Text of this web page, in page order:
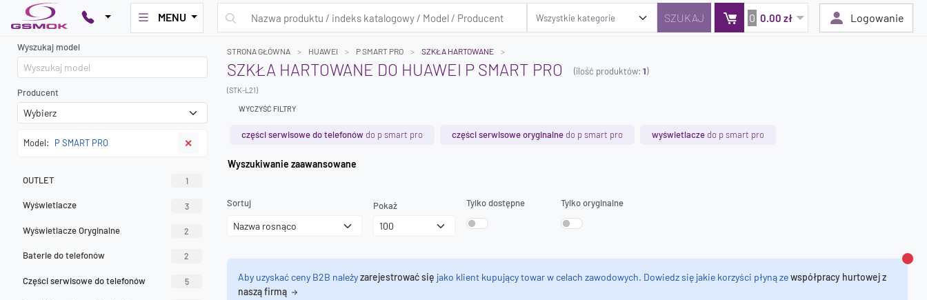
MENU 0 0.00 zł Logowanie
Wyszukaj model
Producent
Model: P SMART PRO ✕
OUTLET 1
Wyświetlacze 3
Wyświetlacze Oryginalne 2
Baterie do telefonów 2
Części serwisowe do telefonów 5
STRONA GŁÓWNA HUAWEI P SMART PRO SZKŁA HARTOWANE
SZKŁA HARTOWANE DO HUAWEI P SMART PRO (ilość produktów: 1)
(STK-L21)
WYCZYŚĆ FILTRY
części serwisowe do telefonów do p smart pro części serwisowe oryginalne do p smart pro wyświetlacze do p smart pro
Wyszukiwanie zaawansowane
Sortuj Pokaż Tylko dostępne Tylko oryginalne
Aby uzyskać ceny B2B należyzarejestrować się jako klient kupujący towar w celach zawodowych. Dowiedz się jakie korzyści płyną zewspółpracy hurtowej z
naszą firmą